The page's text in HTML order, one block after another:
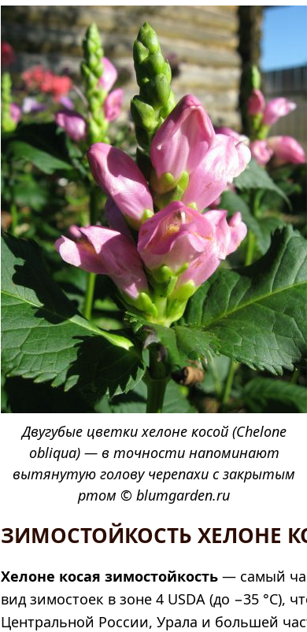
Двугубые цветки хелоне косой (Chelone
obliqua) — в точности напоминают
вытянутую голову черепахи с закрытым
ртом © blumgarden.ru
ЗИМОСТОЙКОСТЬ ХЕЛОНЕ
Хелоне косая зимостойкость — самый
вид зимостоек в зоне 4 USDA (до −35 °C),
Центральной России, Урала и большей